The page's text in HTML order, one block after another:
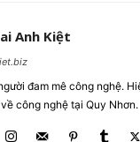
Anh Kiệt
đam mê công nghệ.
công nghệ tại Quy Nhơn.